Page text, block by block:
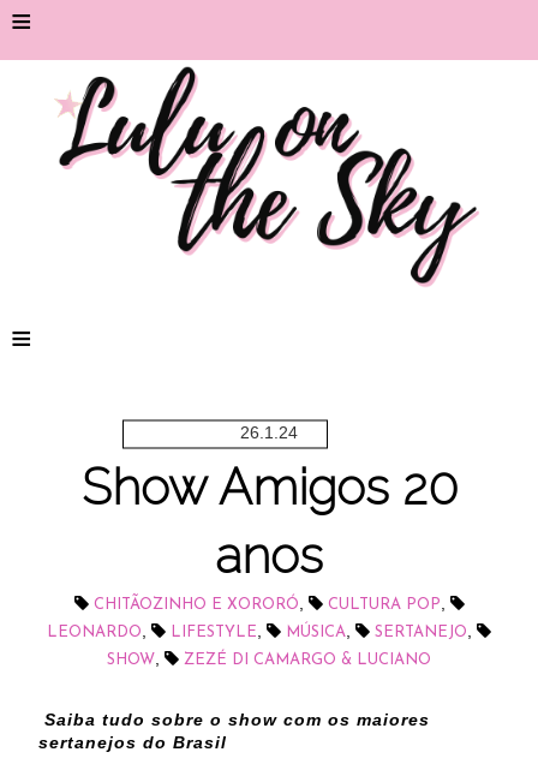
≡
≡
26.1.24
Show Amigos 20
anos
CHITÃOZINHO E XORORÓ, CULTURA POP,
LEONARDO, LIFESTYLE, MÚSICA, SERTANEJO,
SHOW, ZEZÉ DI CAMARGO & LUCIANO
Saiba tudo sobre o show com os maiores
sertanejos do Brasil